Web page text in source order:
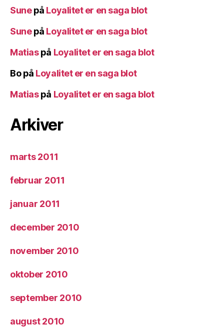
Sunepå Loyalitet er en saga blot
Sunepå Loyalitet er en saga blot
Matiaspå Loyalitet er en saga blot
Bopå Loyalitet er en saga blot
Matiaspå Loyalitet er en saga blot
Arkiver
marts 2011
februar 2011
januar 2011
december 2010
november 2010
oktober 2010
september 2010
august 2010